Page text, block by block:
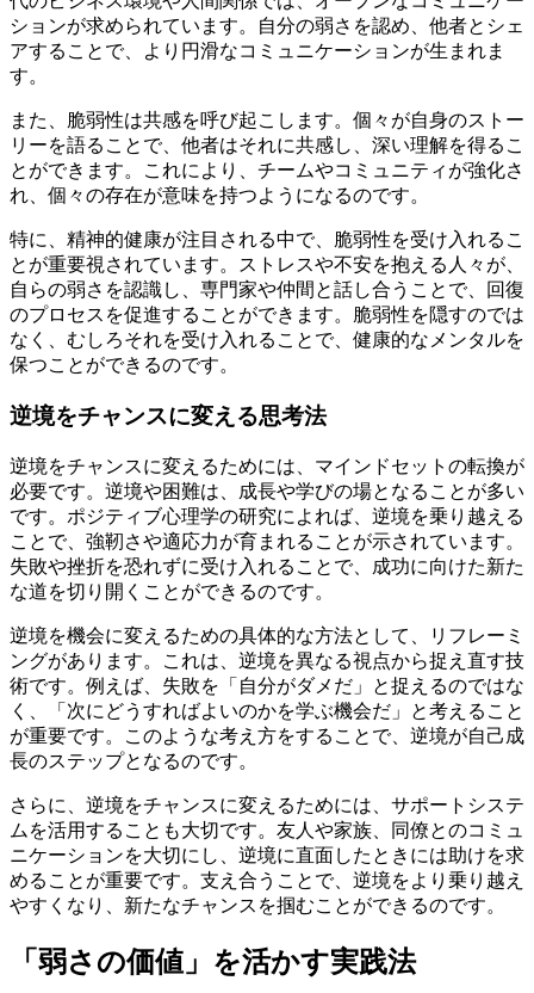
ションが求められています。自分の弱さを認め、他者とシェ
アすることで、より円滑なコミュニケーションが生まれま
す。
また、脆弱性は共感を呼び起こします。個々が自身のストー
リーを語ることで、他者はそれに共感し、深い理解を得るこ
とができます。これにより、チームやコミュニティが強化さ
れ、個々の存在が意味を持つようになるのです。
特に、精神的健康が注目される中で、脆弱性を受け入れるこ
とが重要視されています。ストレスや不安を抱える人々が、
自らの弱さを認識し、専門家や仲間と話し合うことで、回復
のプロセスを促進することができます。脆弱性を隠すのでは
なく、むしろそれを受け入れることで、健康的なメンタルを
保つことができるのです。
逆境をチャンスに変える思考法
逆境をチャンスに変えるためには、マインドセットの転換が
必要です。逆境や困難は、成長や学びの場となることが多い
です。ポジティブ心理学の研究によれば、逆境を乗り越える
ことで、強靭さや適応力が育まれることが示されています。
失敗や挫折を恐れずに受け入れることで、成功に向けた新た
な道を切り開くことができるのです。
逆境を機会に変えるための具体的な方法として、リフレーミ
ングがあります。これは、逆境を異なる視点から捉え直す技
術です。例えば、失敗を「自分がダメだ」と捉えるのではな
く、「次にどうすればよいのかを学ぶ機会だ」と考えること
が重要です。このような考え方をすることで、逆境が自己成
長のステップとなるのです。
さらに、逆境をチャンスに変えるためには、サポートシステ
ムを活用することも大切です。友人や家族、同僚とのコミュ
ニケーションを大切にし、逆境に直面したときには助けを求
めることが重要です。支え合うことで、逆境をより乗り越え
やすくなり、新たなチャンスを掴むことができるのです。
「弱さの価値」を活かす実践法